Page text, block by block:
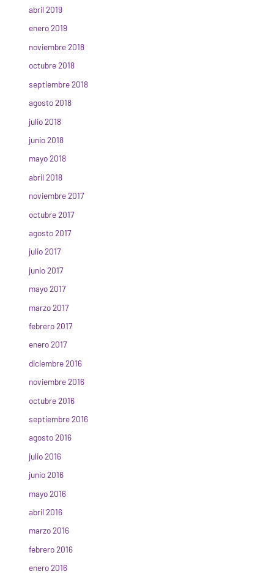
abril 2019
enero 2019
noviembre 2018
octubre 2018
septiembre 2018
agosto 2018
julio 2018
junio 2018
mayo 2018
abril 2018
noviembre 2017
octubre 2017
agosto 2017
julio 2017
junio 2017
mayo 2017
marzo 2017
febrero 2017
enero 2017
diciembre 2016
noviembre 2016
octubre 2016
septiembre 2016
agosto 2016
julio 2016
junio 2016
mayo 2016
abril 2016
marzo 2016
febrero 2016
enero 2016